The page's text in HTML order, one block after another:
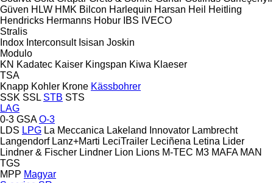
Güven HLW HMK Bilcon Harlequin Harsan Heil
Heitling
Hendricks Hermanns Hobur IBS IVECO
Stralis
Indox Interconsult Isisan Joskin
Modulo
KN Kadatec Kaiser Kingspan Kiwa Klaeser
TSA
Knapp Kohler Krone Kässbohrer
SSK SSL STB STS
LAG
0-3 GSA O-3
LDS LPG La Meccanica Lakeland Innovator Lambrecht
Langendorf Lanz+Marti LeciTrailer Leciñena Letina Lider
Lindner & Fischer Lindner Lion Lions M-TEC M3 MAFA MAN
TGS
MPP Magyar